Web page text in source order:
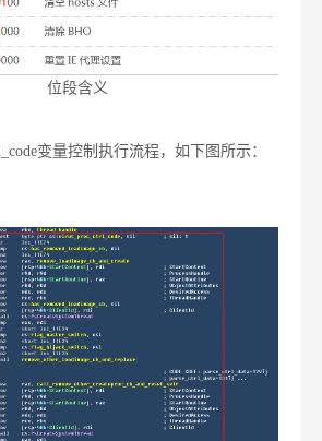
位段含义
变量控制执行流程，如下图所示：